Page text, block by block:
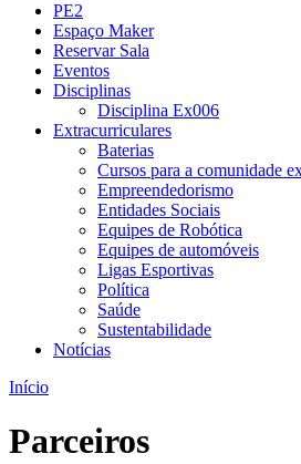
PE2
Espaço Maker
Reservar Sala
Eventos
Disciplinas
Disciplina Ex006
Extracurriculares
Baterias
Cursos para a comunidade
Empreendedorismo
Entidades Sociais
Equipes de Robótica
Equipes de automóveis
Ligas Esportivas
Política
Saúde
Sustentabilidade
Notícias
Início
Parceiros